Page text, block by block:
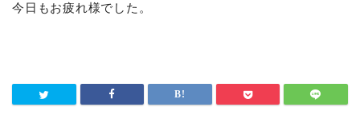
今日もお疲れ様でした。